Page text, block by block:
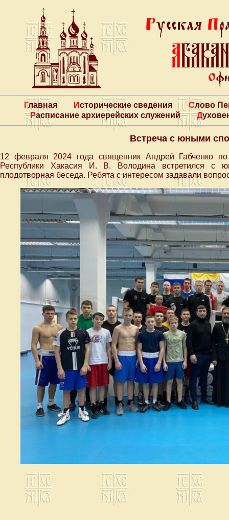
Главная Исторические сведения
Слово
Расписание архиерейских служений
Встреча с юными
12 февраля 2024 года священник Андрей Габченко
Республики Хакасия И. В. Володина встретился с
плодотворная беседа. Ребята с интересом задавали